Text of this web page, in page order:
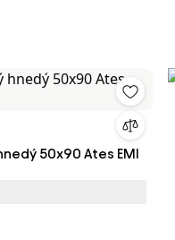
50x90 Ates EMI